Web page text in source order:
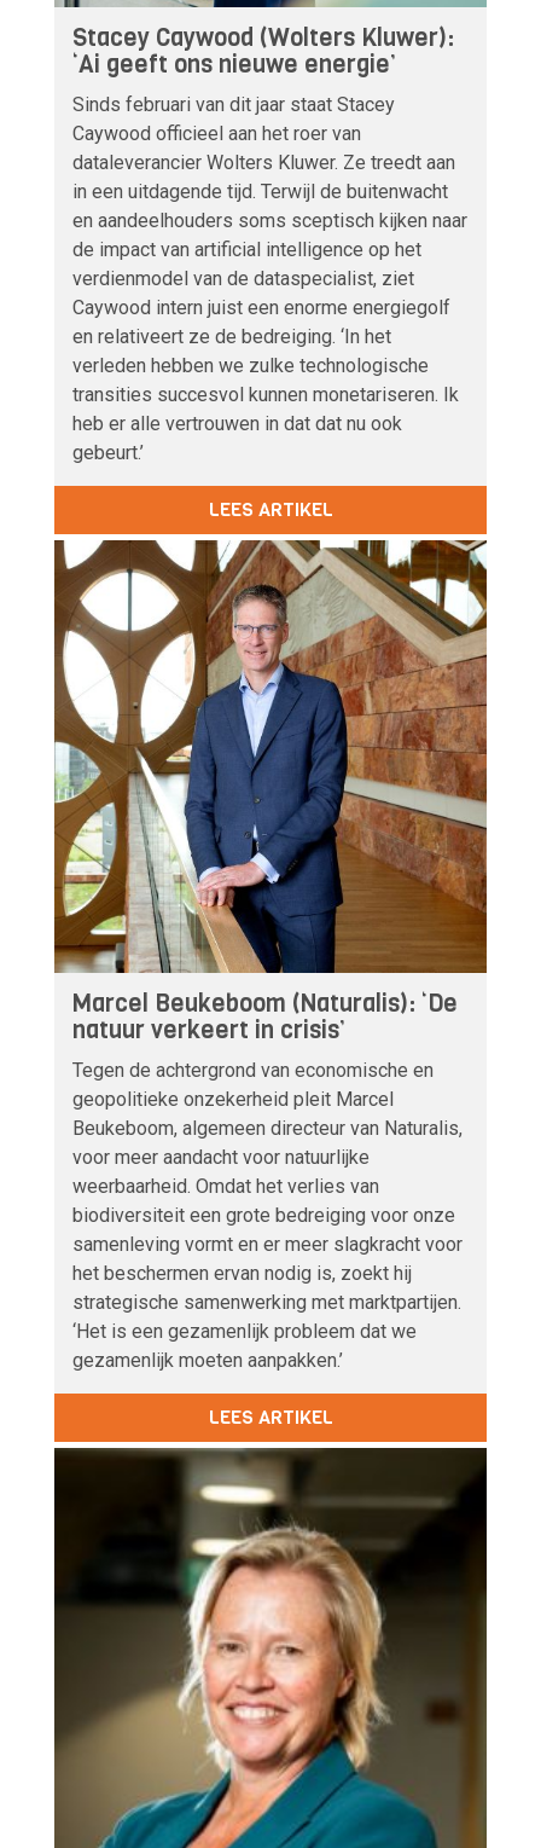
Stacey Caywood (Wolters Kluwer):
‘Ai geeft ons nieuwe energie’
Sinds februari van dit jaar staat Stacey
Caywood officieel aan het roer van
dataleverancier Wolters Kluwer. Ze treedt aan
in een uitdagende tijd. Terwijl de buitenwacht
en aandeelhouders soms sceptisch kijken naar
de impact van artificial intelligence op het
verdienmodel van de dataspecialist, ziet
Caywood intern juist een enorme energiegolf
en relativeert ze de bedreiging. ‘In het
verleden hebben we zulke technologische
transities succesvol kunnen monetariseren. Ik
heb er alle vertrouwen in dat dat nu ook
gebeurt.’
LEES ARTIKEL
Marcel Beukeboom (Naturalis): ‘De
natuur verkeert in crisis’
Tegen de achtergrond van economische en
geopolitieke onzekerheid pleit Marcel
Beukeboom, algemeen directeur van Naturalis,
voor meer aandacht voor natuurlijke
weerbaarheid. Omdat het verlies van
biodiversiteit een grote bedreiging voor onze
samenleving vormt en er meer slagkracht voor
het beschermen ervan nodig is, zoekt hij
strategische samenwerking met marktpartijen.
‘Het is een gezamenlijk probleem dat we
gezamenlijk moeten aanpakken.’
LEES ARTIKEL